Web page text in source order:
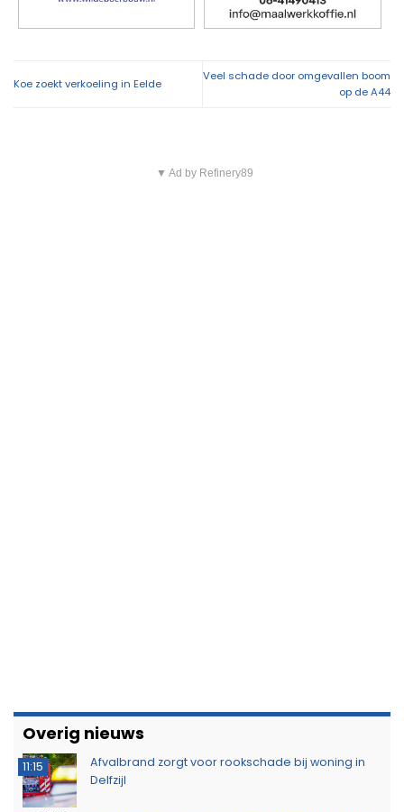
Koe zoekt verkoeling in Eelde
Veel schade door omgevallen boom
op de A44
▼ Ad by Refinery89
Overig nieuws
11:15
Afvalbrand zorgt voor rookschade bij woning in
Delfzijl